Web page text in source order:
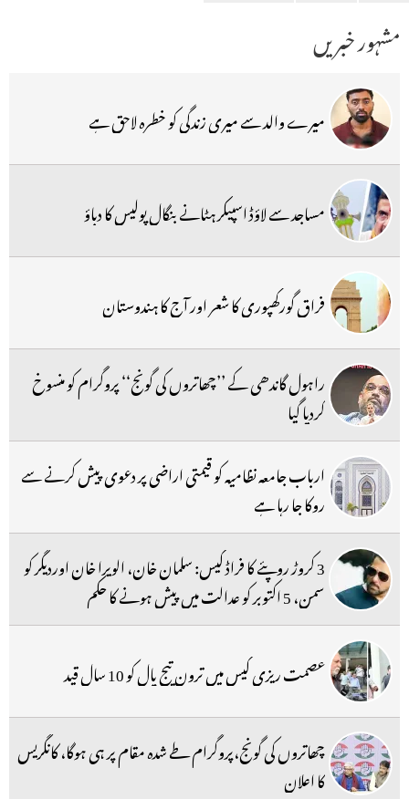
مشہور خبریں
میرے والد سے میری زندگی کو خطرہ لاحق ہے
مساجد سے لاؤڈ اسپیکر ہٹانے بنگال پولیس کا دباؤ
فراق گورکھپوری کا شعر اور آج کا ہندوستان
راہول گاندھی کے ’’چھاتروں کی گونج‘‘ پروگرام کو منسوخ
کردیا گیا
ارباب جامعہ نظامیہ کو قیمتی اراضی پر دعوی پیش کرنے سے
روکا جا رہا ہے
3 کروڑ روپئے کا فراڈ کیس: سلمان خان، الویرا خان اوردیگر کو
سمن، 5 اکتوبر کو عدالت میں پیش ہونے کا حکم
عصمت ریزی کیس میں ترون تیج پال کو 10 سال قید
چھاتروں کی گونج،پروگرام طے شدہ مقام پر ہی ہوگا، کانگریس
کا اعلان